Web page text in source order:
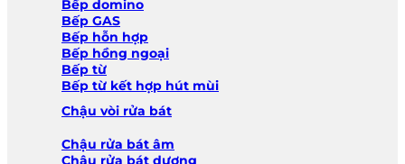
Bếp domino
Bếp GAS
Bếp hỗn hợp
Bếp hồng ngoại
Bếp từ
Bếp từ kết hợp hút mùi
Chậu vòi rửa bát
Chậu rửa bát âm
Chậu rửa bát dương